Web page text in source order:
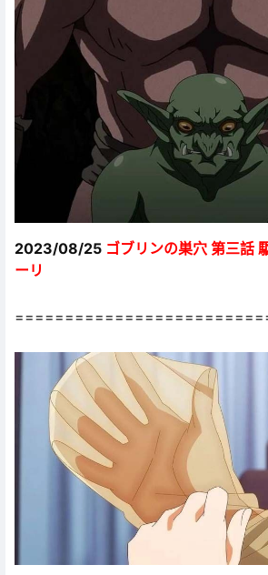
2023/08/25 ゴブリンの巣穴 第三話
ーリ